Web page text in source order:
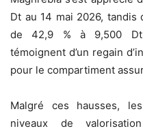
Dt au 14 mai 2026, tandis
de 42,9 % à 9,500
témoignent d’un regain
pour le compartiment
Malgré ces hausses,
niveaux de